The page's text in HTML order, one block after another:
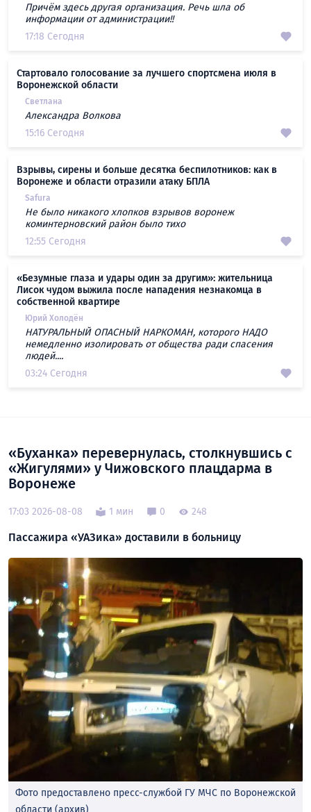
Причём здесь другая организация. Речь шла об
информации от администрации!!
17:18 Сегодня
Стартовало голосование за лучшего спортсмена июля в
Воронежской области
Светлана
Александра Волкова
15:16 Сегодня
Взрывы, сирены и больше десятка беспилотников: как в
Воронеже и области отразили атаку БПЛА
Safura
Не было никакого хлопков взрывов воронеж
коминтерновский район было тихо
12:55 Сегодня
«Безумные глаза и удары один за другим»: жительница
Лисок чудом выжила после нападения незнакомца в
собственной квартире
Юрий Холодён
НАТУРАЛЬНЫЙ ОПАСНЫЙ НАРКОМАН, которого НАДО
немедленно изолировать от общества ради спасения
людей....
03:24 Сегодня
«Буханка» перевернулась, столкнувшись с
«Жигулями» у Чижовского плацдарма в
Воронеже
17:03 2026-08-08 1 мин 0 248
Пассажира «УАЗика» доставили в больницу
Фото предоставлено пресс-службой ГУ МЧС по Воронежской